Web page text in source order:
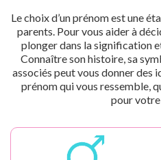
Le choix d’un prénom est une
parents. Pour vous aider à
plonger dans la signification
Connaître son histoire, sa
associés peut vous donner des
prénom qui vous ressemble,
pour